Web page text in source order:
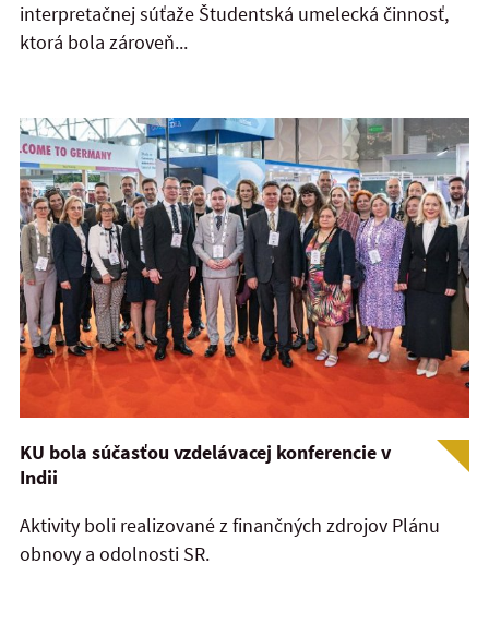
interpretačnej súťaže Študentská umelecká činnosť,
ktorá bola zároveň...
KU bola súčasťou vzdelávacej konferencie v
Indii
Aktivity boli realizované z finančných zdrojov Plánu
obnovy a odolnosti SR.